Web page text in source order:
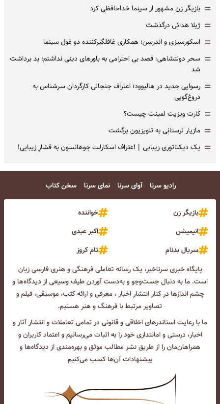
= بازیگر زن مشهور از سینما خداحافظی کرد
= ژیلا هدائی درگذشت
= اسکورسیزی و اندرسن؛ همکاری غافلگیرکننده دو غول سینما
= سحر دولتشاهی: قصد بی احترامی به باورهای دینی نداشتم؛ بد برداشت
شد
= رسوایی جدید در هالیوود؛ اعتراف جنجالی کارگردان سرشناس به
دروغ‌گویی
= کارت ویزیت لمینت چیست؟
= مازیار لرستانی به تلویزیون برگشت
= یک دیکتاتوری زیبایی | اعتراف اسکارلت جوهانسون به فشارِ زیبایی!
رادیو سرنا آوای سرنا نمای سرنا سخن کتاب
بازیگر زن
خواننده
انیمیشن
اکبر عبدی
سریال بدنام
تام کروز
پایگاه خبری سرناخبر، یک رسانه تعاملی فرهنگی و هنری فارسی زبان
است. ما به دنبال جست‌و‌جو و به‌دست آوردن طیف وسیعی از دیدگاه‌ها و
چشم انداز‌ها در کنار انتشار اخبار ، معرفی و ارائه کتب، موسیقی، فیلم و
تصاویر مرتبط با فرهنگ و هنر هستیم.
ما با رعایت استاندرهای اخلاقی و قانونی در تمامی تعاملات و انتشار آثار و
اخبار، درستی و امانتداری خود را به اثبات می‌رسانیم و اعتماد کاربران و
همراهان‌مان را از طریق نشر مطالب موثق و بهره‌مندی از دیدگاه‌ها و
پیشنهادات آن‌ها کسب می‌کنیم